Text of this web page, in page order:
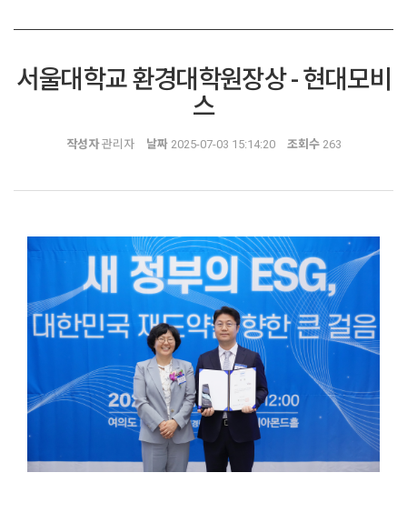
서울대학교 환경대학원장상 - 현대모비
스
작성자관리자 날짜2025-07-03 15:14:20 조회수263